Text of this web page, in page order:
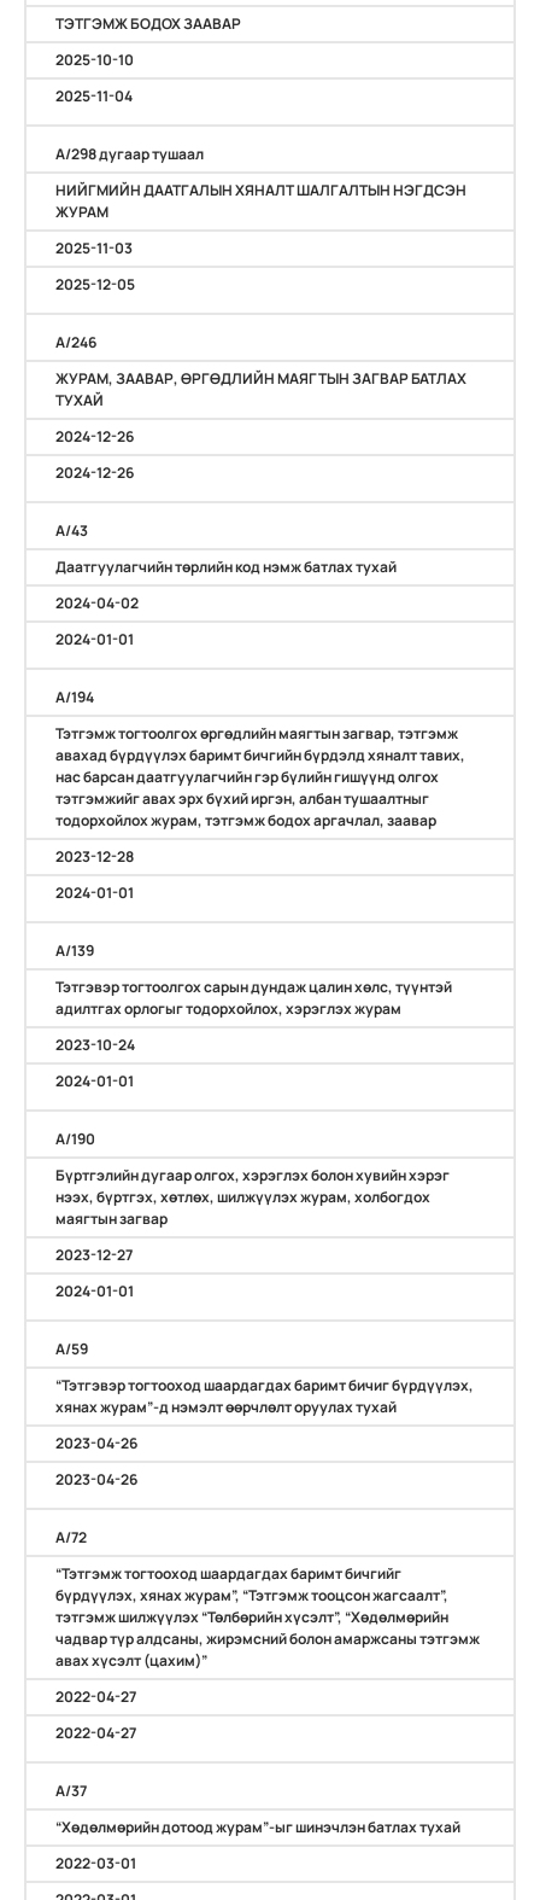
ТЭТГЭМЖ БОДОХ ЗААВАР
2025-10-10
2025-11-04
А/298 дугаар тушаал
НИЙГМИЙН ДААТГАЛЫН ХЯНАЛТ ШАЛГАЛТЫН НЭГДСЭН
ЖУРАМ
2025-11-03
2025-12-05
A/246
ЖУРАМ, ЗААВАР, ӨРГӨДЛИЙН МАЯГТЫН ЗАГВАР БАТЛАХ
ТУХАЙ
2024-12-26
2024-12-26
A/43
Даатгуулагчийн төрлийн код нэмж батлах тухай
2024-04-02
2024-01-01
А/194
Тэтгэмж тогтоолгох өргөдлийн маягтын загвар, тэтгэмж
авахад бүрдүүлэх баримт бичгийн бүрдэлд хяналт тавих,
нас барсан даатгуулагчийн гэр бүлийн гишүүнд олгох
тэтгэмжийг авах эрх бүхий иргэн, албан тушаалтныг
тодорхойлох журам, тэтгэмж бодох аргачлал, заавар
2023-12-28
2024-01-01
А/139
Тэтгэвэр тогтоолгох сарын дундаж цалин хөлс, түүнтэй
адилтгах орлогыг тодорхойлох, хэрэглэх журам
2023-10-24
2024-01-01
А/190
Бүртгэлийн дугаар олгох, хэрэглэх болон хувийн хэрэг
нээх, бүртгэх, хөтлөх, шилжүүлэх журам, холбогдох
маягтын загвар
2023-12-27
2024-01-01
А/59
“Тэтгэвэр тогтооход шаардагдах баримт бичиг бүрдүүлэх,
хянах журам”-д нэмэлт өөрчлөлт оруулах тухай
2023-04-26
2023-04-26
А/72
“Тэтгэмж тогтооход шаардагдах баримт бичгийг
бүрдүүлэх, хянах журам”, “Тэтгэмж тооцсон жагсаалт”,
тэтгэмж шилжүүлэх “Төлбөрийн хүсэлт”, “Хөдөлмөрийн
чадвар түр алдсаны, жирэмсний болон амаржсаны тэтгэмж
авах хүсэлт (цахим)”
2022-04-27
2022-04-27
А/37
“Хөдөлмөрийн дотоод журам”-ыг шинэчлэн батлах тухай
2022-03-01